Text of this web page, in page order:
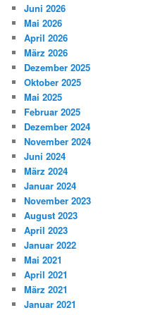
Juni 2026
Mai 2026
April 2026
März 2026
Dezember 2025
Oktober 2025
Mai 2025
Februar 2025
Dezember 2024
November 2024
Juni 2024
März 2024
Januar 2024
November 2023
August 2023
April 2023
Januar 2022
Mai 2021
April 2021
März 2021
Januar 2021